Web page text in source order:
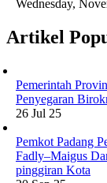
Wednesday,
Artikel
Pemerintah
Penyegaran
26 Jul 25
Pemkot Padang
Fadly–Maigus
pinggiran Kota